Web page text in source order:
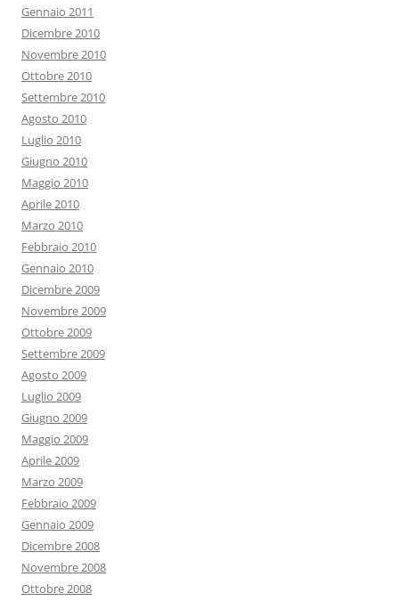
Gennaio 2011
Dicembre 2010
Novembre 2010
Ottobre 2010
Settembre 2010
Agosto 2010
Luglio 2010
Giugno 2010
Maggio 2010
Aprile 2010
Marzo 2010
Febbraio 2010
Gennaio 2010
Dicembre 2009
Novembre 2009
Ottobre 2009
Settembre 2009
Agosto 2009
Luglio 2009
Giugno 2009
Maggio 2009
Aprile 2009
Marzo 2009
Febbraio 2009
Gennaio 2009
Dicembre 2008
Novembre 2008
Ottobre 2008